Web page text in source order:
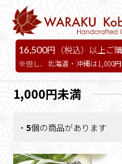
16,500円（税込）以上ご
但し、北海道・沖縄は1,000円
1,000円未満
・ 5個の商品があります